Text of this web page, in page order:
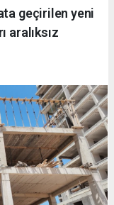
geçirilen yeni
aralıksız